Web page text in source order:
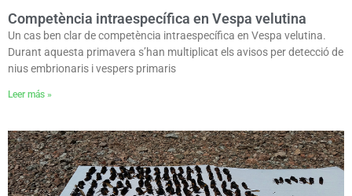
Competència intraespecífica en Vespa velutina
Un cas ben clar de competència intraespecífica en Vespa velutina.
Durant aquesta primavera s’han multiplicat els avisos per detecció de
nius embrionaris i vespers primaris
Leer más »